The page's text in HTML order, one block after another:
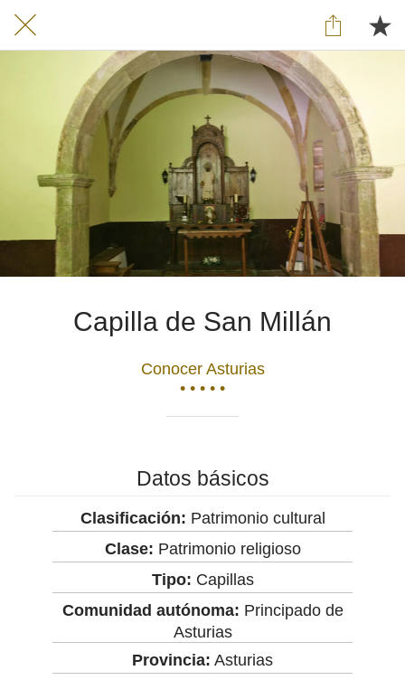
Capilla de San Millán
Conocer Asturias
• • • • •
Datos básicos
Clasificación: Patrimonio cultural
Clase: Patrimonio religioso
Tipo: Capillas
Comunidad autónoma: Principado de
Asturias
Provincia: Asturias